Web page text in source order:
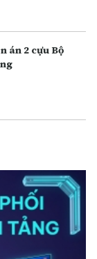
án 2 cựu Bộ